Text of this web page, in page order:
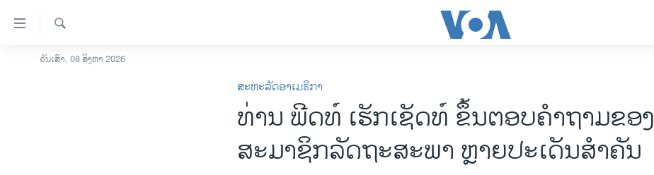
ລິ້ງ
ສຳຫລັບ
ໂຮມເພຈ
ຄົ້ນຫາ
ວັນເສົາ, 08 ສິງຫາ 2026
ສະຫະລັດອາເມຣິກາ
ທ່ານ ພີດທ໌ ເຮັກເຊັດທ໌ ຂຶ້ນຕອບຄໍາຖາມຂອງ
ສະມາຊິກລັດຖະສະພາ ຫຼາຍປະເດັນສໍາຄັນ